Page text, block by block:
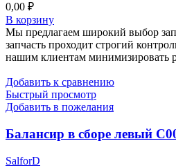
0,00 ₽
В корзину
Мы предлагаем широкий выбор
запчасть проходит строгий
нашим клиентам минимизировать
Добавить к сравнению
Быстрый просмотр
Добавить в пожелания
Балансир в сборе левый
SalforD